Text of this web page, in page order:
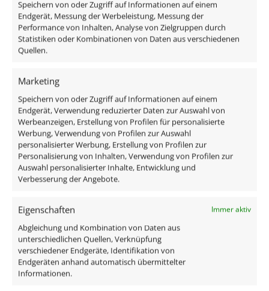
Speichern von oder Zugriff auf Informationen auf einem
Endgerät, Messung der Werbeleistung, Messung der
Performance von Inhalten, Analyse von Zielgruppen durch
Statistiken oder Kombinationen von Daten aus verschiedenen
Quellen.
Marketing
Speichern von oder Zugriff auf Informationen auf einem
Endgerät, Verwendung reduzierter Daten zur Auswahl von
Werbeanzeigen, Erstellung von Profilen für personalisierte
Werbung, Verwendung von Profilen zur Auswahl
personalisierter Werbung, Erstellung von Profilen zur
Personalisierung von Inhalten, Verwendung von Profilen zur
Auswahl personalisierter Inhalte, Entwicklung und
Verbesserung der Angebote.
Eigenschaften Immer aktiv
Abgleichung und Kombination von Daten aus
unterschiedlichen Quellen, Verknüpfung
verschiedener Endgeräte, Identifikation von
Endgeräten anhand automatisch übermittelter
Informationen.
Das enthaltene Leuchtmittel verfügt über edles
Milchglas, ist austauschbar und ist direkt
anschlussfertig an 230V, da alle benötigten
1x Forma-Inside Aluminium Einbaurahmen matt
anthrazit
1x LED Modul 9W dimmbar
Technische Daten
Gesamtmaße
90×90×76mm
Lochausschnitt Ø
65–85mm
Spannung (V)